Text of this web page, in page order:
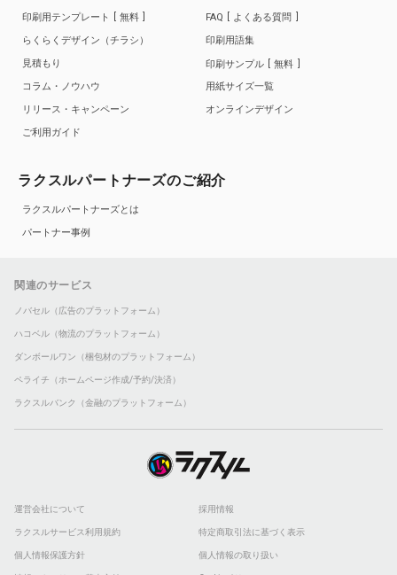
印刷用テンプレート
無料
らくらくデザイン（チラシ）
見積もり
コラム・ノウハウ
リリース・キャンペーン
ご利用ガイド
FAQ
よくある質問
印刷用語集
印刷サンプル
無料
用紙サイズ一覧
オンラインデザイン
ラクスルパートナーズのご紹介
ラクスルパートナーズとは
パートナー事例
関連のサービス
ノバセル（広告のプラットフォーム）
ハコベル（物流のプラットフォーム）
ダンボールワン（梱包材のプラットフォーム）
ペライチ（ホームページ作成/予約/決済）
ラクスルバンク（金融のプラットフォーム）
運営会社について 採用情報
ラクスルサービス利用規約 特定商取引法に基づく表示
個人情報保護方針 個人情報の取り扱い